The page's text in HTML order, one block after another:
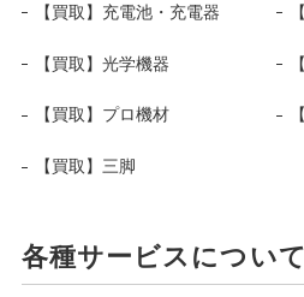
【買取】充電池・充電器
【買取】光学機器
【買取】プロ機材
【買取】三脚
各種サービスについて